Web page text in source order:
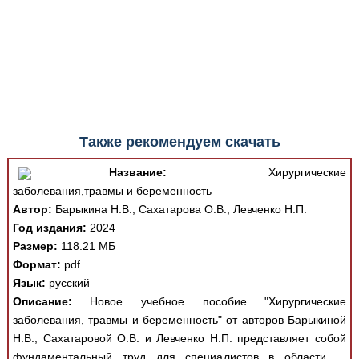
Также рекомендуем скачать
Название: Хирургические
заболевания,травмы и беременность
Автор: Барыкина Н.В., Сахатарова О.В., Левченко Н.П.
Год издания: 2024
Размер: 118.21 МБ
Формат: pdf
Язык: русский
Описание: Новое учебное пособие "Хирургические
заболевания, травмы и беременность" от авторов Барыкиной
Н.В., Сахатаровой О.В. и Левченко Н.П. представляет собой